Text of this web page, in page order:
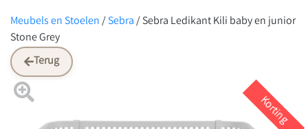
Meubels en Stoelen/Sebra/Sebra Ledikant Kili baby en junior
Stone Grey
Terug
Korting